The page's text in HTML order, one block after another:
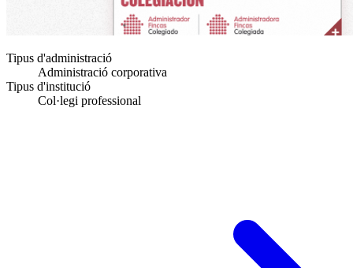
Tipus d'administració
Administració corporativa
Tipus d'institució
Col·legi professional